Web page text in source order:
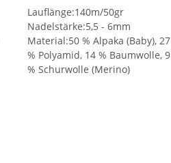
Lauflänge:140m/50gr
Nadelstärke:5,5 - 6mm
Material:50 % Alpaka (Baby), 27
% Polyamid, 14 % Baumwolle, 9
% Schurwolle (Merino)